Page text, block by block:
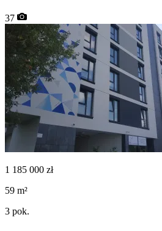
37
1 185 000 zł
59 m²
3 pok.